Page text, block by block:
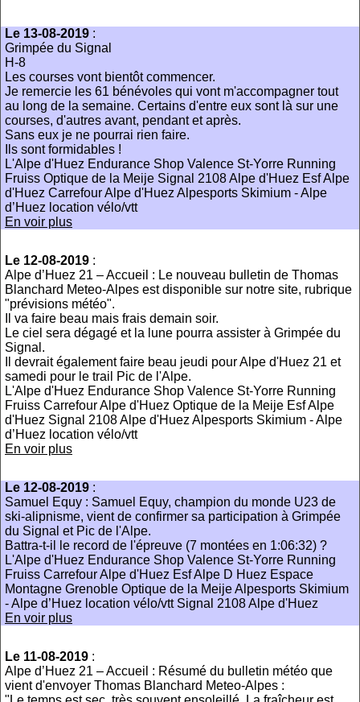
Le 13-08-2019 :
Grimpée du Signal
H-8
Les courses vont bientôt commencer.
Je remercie les 61 bénévoles qui vont m'accompagner tout
au long de la semaine. Certains d'entre eux sont là sur une
courses, d'autres avant, pendant et après.
Sans eux je ne pourrai rien faire.
Ils sont formidables !
L'Alpe d'Huez Endurance Shop Valence St-Yorre Running
Fruiss Optique de la Meije Signal 2108 Alpe d'Huez Esf Alpe
d'Huez Carrefour Alpe d'Huez Alpesports Skimium - Alpe
d’Huez location vélo/vtt
En voir plus
Le 12-08-2019 :
Alpe d’Huez 21 – Accueil : Le nouveau bulletin de Thomas
Blanchard Meteo-Alpes est disponible sur notre site, rubrique
"prévisions météo".
Il va faire beau mais frais demain soir.
Le ciel sera dégagé et la lune pourra assister à Grimpée du
Signal.
Il devrait également faire beau jeudi pour Alpe d'Huez 21 et
samedi pour le trail Pic de l'Alpe.
L'Alpe d'Huez Endurance Shop Valence St-Yorre Running
Fruiss Carrefour Alpe d'Huez Optique de la Meije Esf Alpe
d'Huez Signal 2108 Alpe d'Huez Alpesports Skimium - Alpe
d’Huez location vélo/vtt
En voir plus
Le 12-08-2019 :
Samuel Equy : Samuel Equy, champion du monde U23 de
ski-alipnisme, vient de confirmer sa participation à Grimpée
du Signal et Pic de l'Alpe.
Battra-t-il le record de l'épreuve (7 montées en 1:06:32) ?
L'Alpe d'Huez Endurance Shop Valence St-Yorre Running
Fruiss Carrefour Alpe d'Huez Esf Alpe D Huez Espace
Montagne Grenoble Optique de la Meije Alpesports Skimium
- Alpe d’Huez location vélo/vtt Signal 2108 Alpe d'Huez
En voir plus
Le 11-08-2019 :
Alpe d’Huez 21 – Accueil : Résumé du bulletin météo que
vient d'envoyer Thomas Blanchard Meteo-Alpes :